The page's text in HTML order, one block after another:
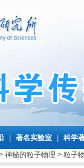
著名实验室
科学
神秘的粒子物理 > 粒子